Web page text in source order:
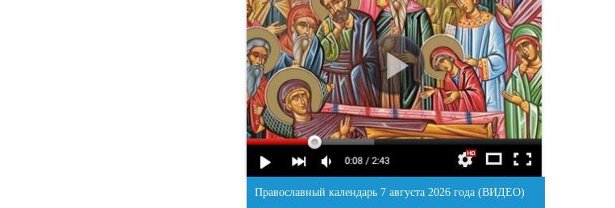
Православный календарь 7 августа 2026 года (ВИДЕО)